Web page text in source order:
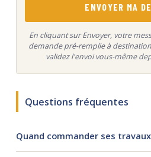
ENVOYER MA
En cliquant sur Envoyer, votre
demande pré-remplie à
validez l'envoi vous-même
Questions fréquentes
Quand commander ses